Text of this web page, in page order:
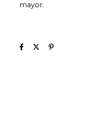
mayor.